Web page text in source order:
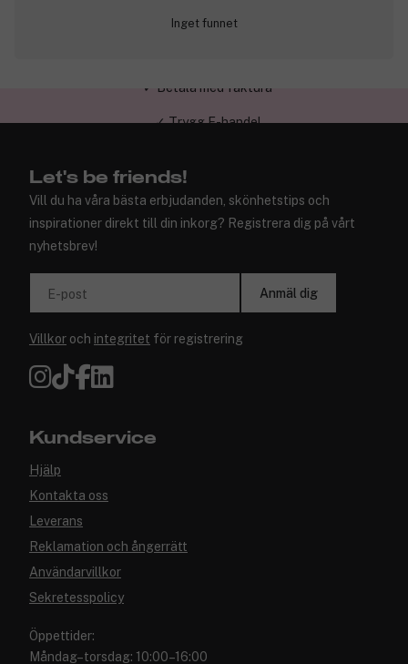
Inget funnet
Let's be friends!
Vill du ha våra bästa erbjudanden, skönhetstips och
inspirationer direkt till din inkorg? Registrera dig på vårt
nyhetsbrev!
E-post Anmäl dig
Villkor och integritet för registrering
Kundservice
Hjälp
Kontakta oss
Leverans
Reklamation och ångerrätt
Användarvillkor
Sekretesspolicy
Öppettider:
Måndag–torsdag: 10:00–16:00